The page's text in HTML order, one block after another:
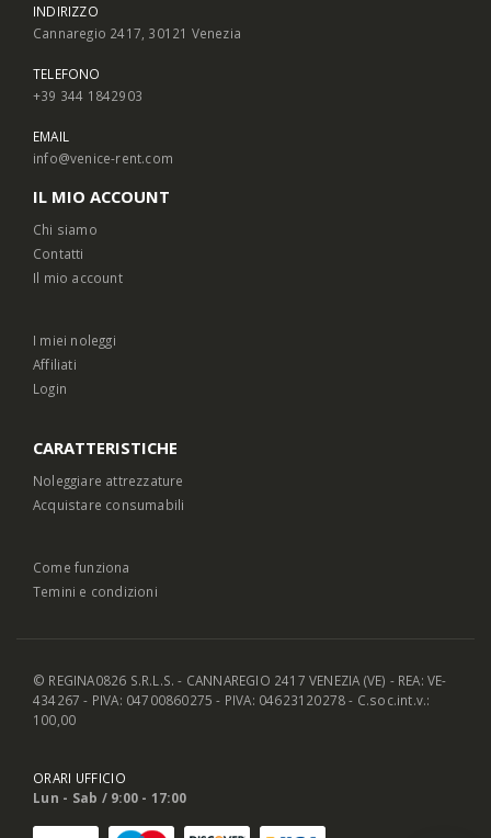
INDIRIZZO
Cannaregio 2417, 30121 Venezia
TELEFONO
+39 344 1842903
EMAIL
info@venice-rent.com
IL MIO ACCOUNT
Chi siamo
Contatti
Il mio account
I miei noleggi
Affiliati
Login
CARATTERISTICHE
Noleggiare attrezzature
Acquistare consumabili
Come funziona
Temini e condizioni
© REGINA0826 S.R.L.S. - CANNAREGIO 2417 VENEZIA (VE) - REA: VE-
434267 - PIVA: 04700860275 - PIVA: 04623120278 - C.soc.int.v.:
100,00
ORARI UFFICIO
Lun - Sab / 9:00 - 17:00